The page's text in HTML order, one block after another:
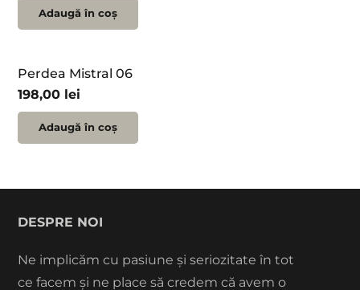
Adaugă în coș
Perdea Mistral 06
198,00 lei
Adaugă în coș
DESPRE NOI
Ne implicăm cu pasiune și seriozitate în tot
ce facem și ne place să credem că avem o